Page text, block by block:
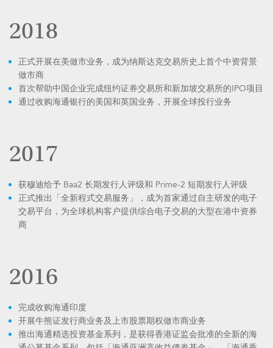
2018
正式开展在美做市业务，成为纳斯达克交易所史上首个中资背景
做市商
首次帮助中国企业完成纽约证券交易所和新加坡交易所的IPO项目
通过收购海通银行的美国和英国业务，开展全球投行业务
2017
获穆迪给予 Baa2 长期发行人评级和 Prime-2 短期发行人评级
正式推出「全新程式交易服务」，成为首家通过自主研发的电子
交易平台，为全球机构客户提供综合电子交易的大型在港中资券
商
2016
完成收购海通印度
开展牛熊证发行商业务及上市股票期权做市商业务
推出海通精选投资基金系列，是获得香港证监会批准的全新的海